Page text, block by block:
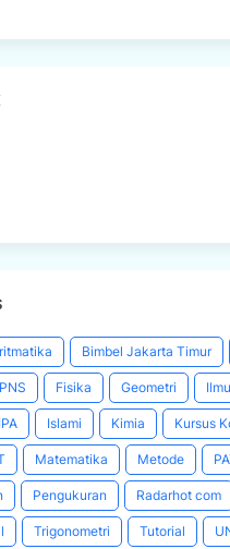
Bimbel Jakarta Timur
Fisika Geometri
IPA Islami Kimia Kursus
Matematika Metode
Pengukuran Radarhot com
Trigonometri Tutorial